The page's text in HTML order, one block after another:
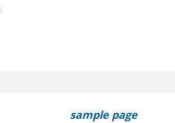
sample page